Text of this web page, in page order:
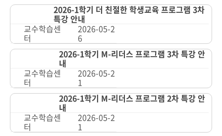
2026-1학기 더 친절한 학생교육 프로그램 3차
특강 안내
교수학습센
터
2026-05-2
6
2026-1학기 M-리더스 프로그램 3차 특강 안
내
교수학습센
터
2026-05-2
1
2026-1학기 M-리더스 프로그램 2차 특강 안
내
교수학습센
터
2026-05-2
1